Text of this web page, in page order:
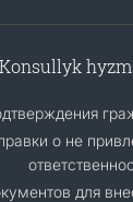
Konsullyk
о не
для